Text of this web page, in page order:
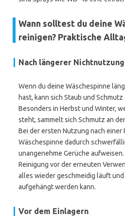
Wann solltest du deine
reinigen? Praktische
Nach längerer Nichtnutzung
Wenn du deine Wäschespinne
hast, kann sich Staub und
Besonders in Herbst und Winter,
steht, sammelt sich Schmutz an
Bei der ersten Nutzung nach einer
Wäschespinne dadurch
unangenehme Gerüche
Reinigung vor der erneuten
alles wieder geschmeidig läuft
aufgehängt werden kann.
Vor dem Einlagern